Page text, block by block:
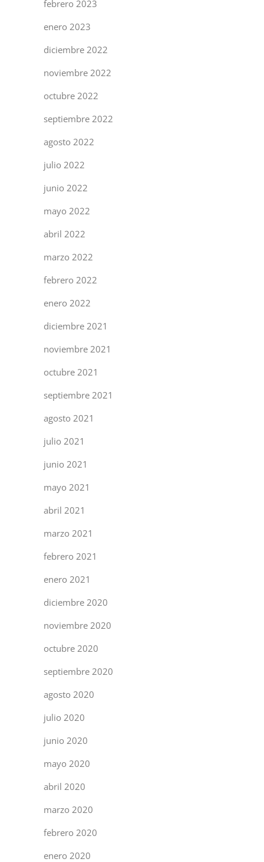
febrero 2023
enero 2023
diciembre 2022
noviembre 2022
octubre 2022
septiembre 2022
agosto 2022
julio 2022
junio 2022
mayo 2022
abril 2022
marzo 2022
febrero 2022
enero 2022
diciembre 2021
noviembre 2021
octubre 2021
septiembre 2021
agosto 2021
julio 2021
junio 2021
mayo 2021
abril 2021
marzo 2021
febrero 2021
enero 2021
diciembre 2020
noviembre 2020
octubre 2020
septiembre 2020
agosto 2020
julio 2020
junio 2020
mayo 2020
abril 2020
marzo 2020
febrero 2020
enero 2020